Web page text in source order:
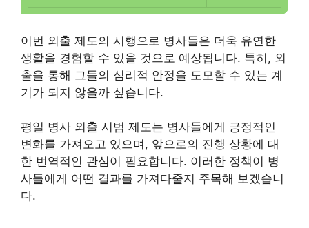
이번 외출 제도의 시행으로 병사들은 더욱 유연한
생활을 경험할 수 있을 것으로 예상됩니다. 특히, 외
출을 통해 그들의 심리적 안정을 도모할 수 있는 계
기가 되지 않을까 싶습니다.
평일 병사 외출 시범 제도는 병사들에게 긍정적인
변화를 가져오고 있으며, 앞으로의 진행 상황에 대
한 번역적인 관심이 필요합니다. 이러한 정책이 병
사들에게 어떤 결과를 가져다줄지 주목해 보겠습니
다.